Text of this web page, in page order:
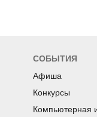
СОБЫТИЯ
Афиша
Конкурсы
Компьютерная